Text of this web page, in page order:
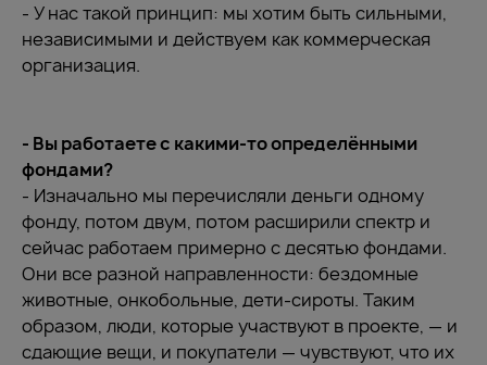
- У нас такой принцип: мы хотим быть сильными,
независимыми и действуем как коммерческая
организация.
- Вы работаете с какими-то определёнными
фондами?
- Изначально мы перечисляли деньги одному
фонду, потом двум, потом расширили спектр и
сейчас работаем примерно с десятью фондами.
Они все разной направленности: бездомные
животные, онкобольные, дети-сироты. Таким
образом, люди, которые участвуют в проекте, — и
сдающие вещи, и покупатели — чувствуют, что их